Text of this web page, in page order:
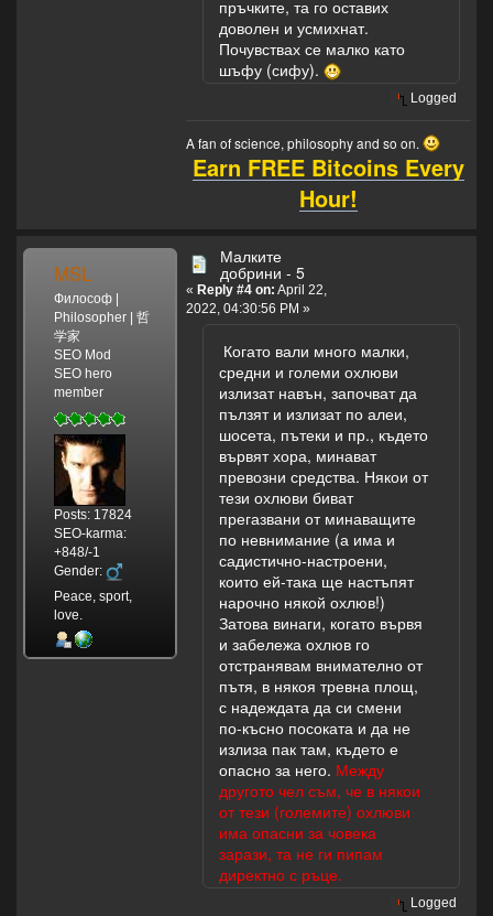
пръчките, та го оставих
доволен и усмихнат.
Почувствах се малко като
шъфу (сифу).
Logged
A fan of science, philosophy and so on.
Earn FREE Bitcoins Every
Hour!
MSL
Философ |
Philosopher | 哲
学家
SEO Mod
SEO hero
member
Posts: 17824
SEO-karma:
+848/-1
Gender:
Peace, sport,
love.
Малките
добрини - 5
« Reply #4 on: April 22,
2022, 04:30:56 PM »
Когато вали много малки,
средни и големи охлюви
излизат навън, започват да
пълзят и излизат по алеи,
шосета, пътеки и пр., където
вървят хора, минават
превозни средства. Някои от
тези охлюви биват
прегазвани от минаващите
по невнимание (а има и
садистично-настроени,
които ей-така ще настъпят
нарочно някой охлюв!)
Затова винаги, когато вървя
и забележа охлюв го
отстранявам внимателно от
пътя, в някоя тревна площ,
с надеждата да си смени
по-късно посоката и да не
излиза пак там, където е
опасно за него. Между
другото чел съм, че в някои
от тези (големите) охлюви
има опасни за човека
зарази, та не ги пипам
директно с ръце.
Logged